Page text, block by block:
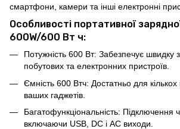
смартфони, камери та інші електронні
Особливості портативної
600W/600 Вт ч:
Потужність 600 Вт: Забезпечує швидку
побутових та електронних пристроїв.
Ємність 600 Втч: Достатньо для кількох
ваших гаджетів.
Багатофункціональність: Підключення
включаючи USB, DC і AC виходи.